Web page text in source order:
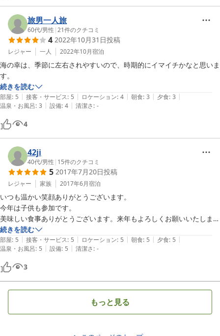
けでも結構疲れますので，午前中の予定は余裕のある計画にしましょ
う。自分達は帰って朝食を食べたらチェックアウトぎりぎりまで昼寝で
した。
旅男一人旅
60代/男性 |21件のクチコミ
4 2022年10月31日投稿
レジャー 一人 2022年10月宿泊
海の幸は、季節に左右されやすいので、時期的にイマイチかなと思いま
す。
続きを読む
部屋: 5 | 接客・サービス: 5 | ロケーション: 4 | 朝食: 3 | 夕食: 3 |
温泉・お風呂: 3 | 設備: 4 | 清潔さ: -
4
42ji
40代/男性 | 15件のクチコミ
5 2017年7月20日投稿
レジャー 家族 2017年6月宿泊
いつも温かい笑顔ありがとうございます。
今年は子供も参加です。
美味しい食事ありがとうございます。来年もよろしくお願いいたしま
す。
福島県 HI
続きを読む
部屋: 5 | 接客・サービス: 5 | ロケーション: 5 | 朝食: 5 | 夕食: 5 |
温泉・お風呂: 5 | 設備: 5 | 清潔さ: -
3
もっと見る